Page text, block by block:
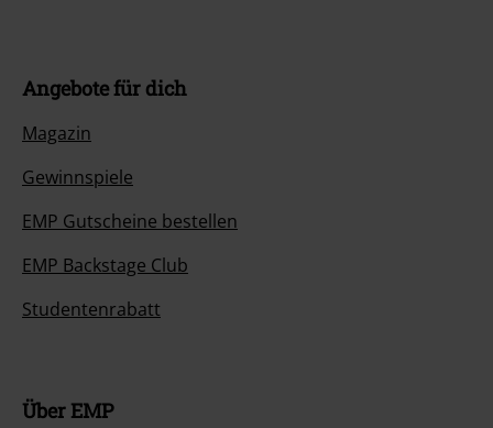
Angebote für dich
Magazin
Gewinnspiele
EMP Gutscheine bestellen
EMP Backstage Club
Studentenrabatt
Über EMP